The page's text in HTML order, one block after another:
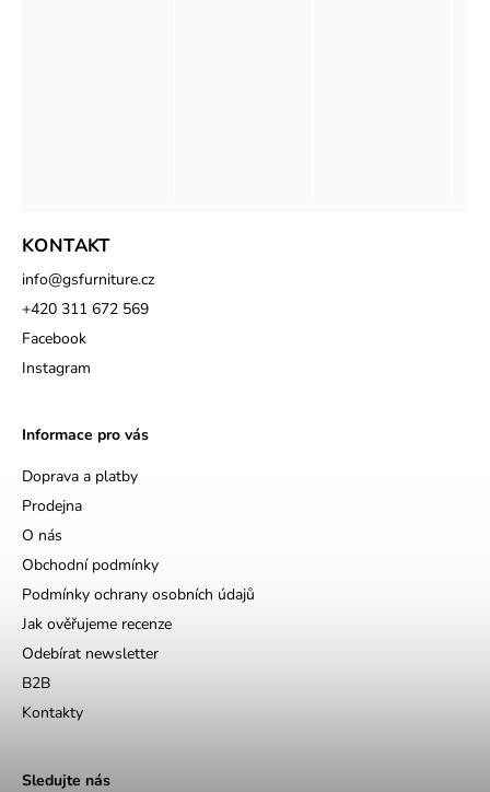
KONTAKT
info@gsfurniture.cz
+420 311 672 569
Facebook
Instagram
Informace pro vás
Doprava a platby
Prodejna
O nás
Obchodní podmínky
Podmínky ochrany osobních údajů
Jak ověřujeme recenze
Odebírat newsletter
B2B
Kontakty
Sledujte nás